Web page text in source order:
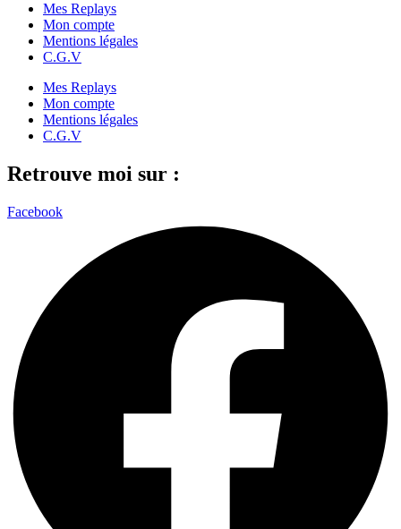
Mes Replays
Mon compte
Mentions légales
C.G.V
Mes Replays
Mon compte
Mentions légales
C.G.V
Retrouve moi sur :
Facebook